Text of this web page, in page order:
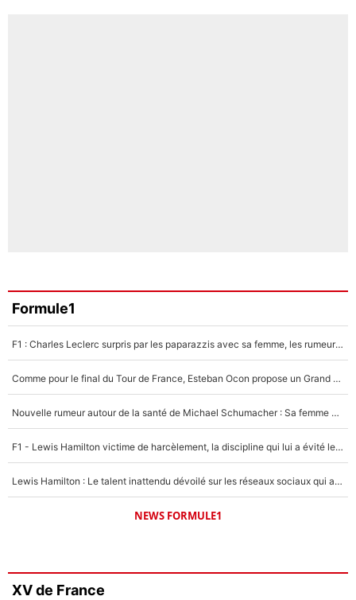
Formule1
F1 : Charles Leclerc surpris par les paparazzis avec sa femme, les rumeurs étaient vraies !
Comme pour le final du Tour de France, Esteban Ocon propose un Grand Prix de Formule 1 à Paris : «Autour de l’Arc de Triomphe, ce serait génial» !
Nouvelle rumeur autour de la santé de Michael Schumacher : Sa femme Corinna sort du silence
F1 - Lewis Hamilton victime de harcèlement, la discipline qui lui a évité le pire : «J'aurais probablement mal tourné»
Lewis Hamilton : Le talent inattendu dévoilé sur les réseaux sociaux qui a impressionné Kim Kardashian pendant leurs vacances en amoureux !
NEWS FORMULE1
XV de France